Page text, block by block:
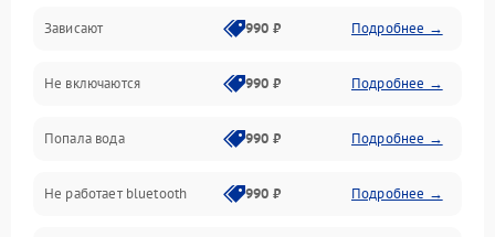
Датчики
Связь
Дисплей
Разговор (микрофон, динамик)
Зависают 990 ₽ Подробнее →
Не включаются 990 ₽ Подробнее →
Попала вода 990 ₽ Подробнее →
Не работает bluetooth 990 ₽ Подробнее →